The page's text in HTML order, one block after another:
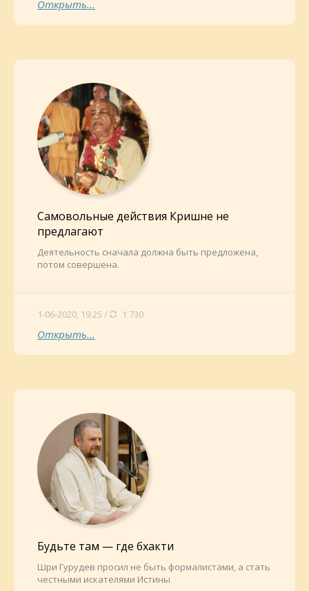
Открыть...
Самовольные действия Кришне не
предлагают
Деятельность сначала должна быть предложена,
потом совершена.
1-06-2020, 19:25 / 1 730
Открыть...
Будьте там — где бхакти
Шри Гурудев просил не быть формалистами, а стать
честными искателями Истины